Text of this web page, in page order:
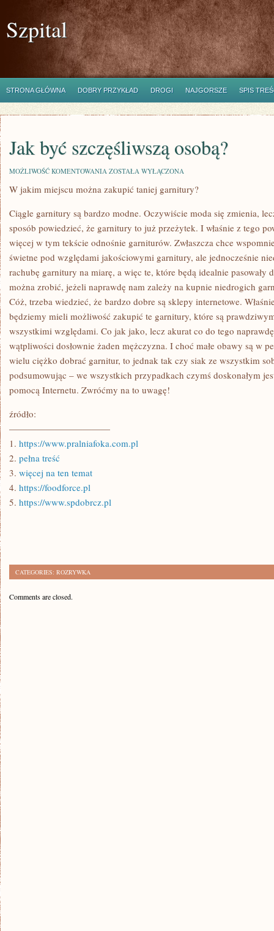
Szpital
STRONA GŁÓWNA DOBRY PRZYKŁAD DROGI NAJGORSZE SPIS
Jak być szczęśliwszą osobą?
MOŻLIWOŚĆ KOMENTOWANIA JAK
SZCZĘŚLIWSZĄ
ZOSTAŁA WYŁĄCZONA
W jakim miejscu można zakupić taniej garnitury?
Ciągle garnitury są bardzo modne. Oczywiście moda się zmienia,
sposób powiedzieć, że garnitury to już przeżytek. I właśnie z tego
więcej w tym tekście odnośnie garniturów. Zwłaszcza chce
świetne pod względami jakościowymi garnitury, ale jednocześnie
rachubę garnitury na miarę, a więc te, które będą idealnie pasowały
można zrobić, jeżeli naprawdę nam zależy na kupnie niedrogich
Cóż, trzeba wiedzieć, że bardzo dobre są sklepy internetowe.
będziemy mieli możliwość zakupić te garnitury, które są
wszystkimi względami. Co jak jako, lecz akurat co do tego
wątpliwości dosłownie żaden mężczyzna. I choć małe obawy są w
wielu ciężko dobrać garnitur, to jednak tak czy siak ze wszystkim
podsumowując – we wszystkich przypadkach czymś doskonałym
pomocą Internetu. Zwróćmy na to uwagę!
źródło:
———————————
1. https://www.pralniafoka.com.pl
2. pełna treść
3. więcej na ten temat
4. https://foodforce.pl
5. https://www.spdobrcz.pl
CATEGORIES: ROZRYWKA
Comments are closed.